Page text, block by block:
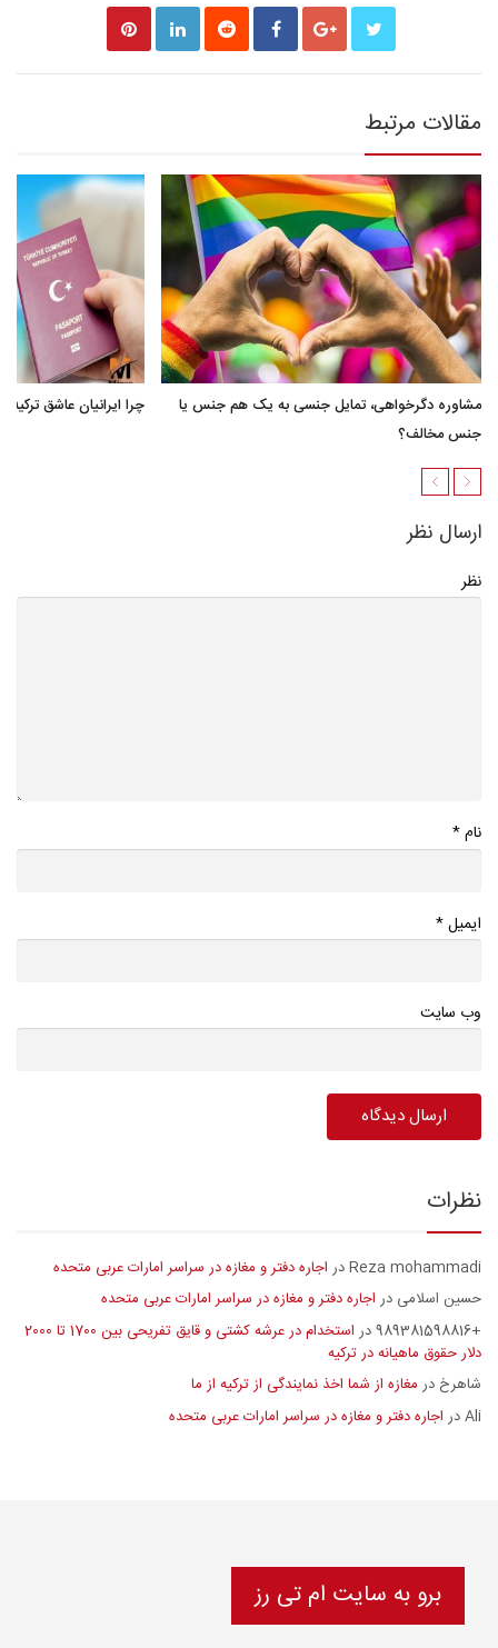
مقالات مرتبط
مشاوره دگرخواهی، تمایل جنسی به یک هم جنس یا
جنس مخالف؟
چرا ایرانیان عاشق
ارسال نظر
نظر
نام*
ایمیل*
وب سایت
نظرات
Reza mohammadiدر اجاره دفتر و مغازه در سراسر امارات عربی متحده
حسین اسلامی در اجاره دفتر و مغازه در سراسر امارات عربی متحده
+989381598816
در
استخدام در عرشه کشتی و قایق تفریحی بین 1700 تا 2000
دلار حقوق ماهیانه در ترکیه
شاهرخ در مغازه از شما اخذ نمایندگی از ترکیه از ما
Aliدر اجاره دفتر و مغازه در سراسر امارات عربی متحده
برو به سایت ام تی رز